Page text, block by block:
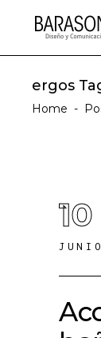
ergos
Home -
10
JUNIO